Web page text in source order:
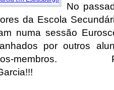
No
da Escola
numa sessão
por outros
membros.
Garcia!!!